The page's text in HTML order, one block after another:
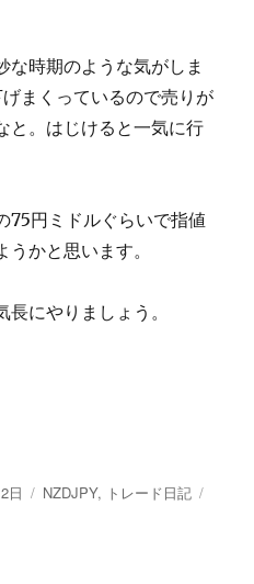
な時期のような気がしま
まくっているので売りが
と。はじけると一気に行
75円ミドルぐらいで指値
かと思います。
にやりましょう。
日
カ
NZDJPY, トレード日記